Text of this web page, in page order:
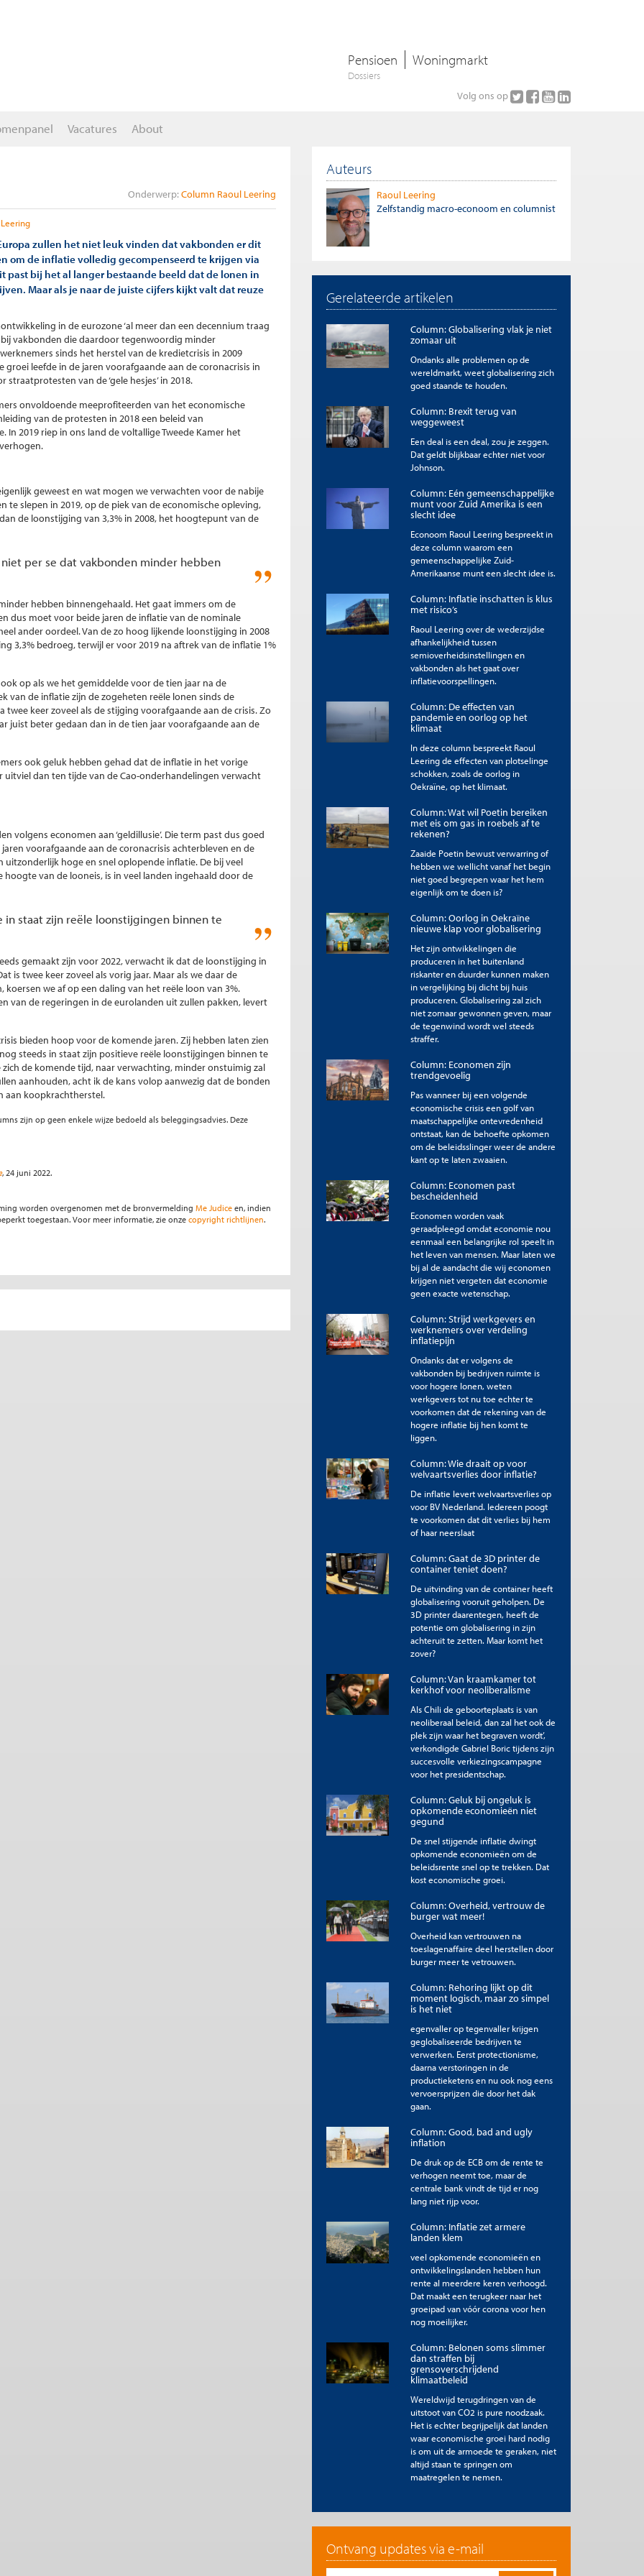
Pensioen Woningmarkt
Dossiers
Volg ons op
Vacatures About
Onderwerp: Column Raoul Leering
zullen het niet leuk vinden dat vakbonden er dit
om de inflatie volledig gecompenseerd te krijgen via
past bij het al langer bestaande beeld dat de lonen in
Maar als je naar de juiste cijfers kijkt valt dat reuze
in de eurozone ‘al meer dan een decennium traag
bij vakbonden die daardoor tegenwoordig minder
sinds het herstel van de kredietcrisis in 2009
leefde in de jaren voorafgaande aan de coronacrisis in
van de ‘gele hesjes’ in 2018.
onvoldoende meeprofiteerden van het economische
van de protesten in 2018 een beleid van
2019 riep in ons land de voltallige Tweede Kamer het
geweest en wat mogen we verwachten voor de nabije
slepen in 2019, op de piek van de economische opleving,
de loonstijging van 3,3% in 2008, het hoogtepunt van de
per se dat vakbonden minder hebben
hebben binnengehaald. Het gaat immers om de
dus moet voor beide jaren de inflatie van de nominale
ander oordeel. Van de zo hoog lijkende loonstijging in 2008
3,3% bedroeg, terwijl er voor 2019 na aftrek van de inflatie 1%
op als we het gemiddelde voor de tien jaar na de
van de inflatie zijn de zogeheten reële lonen sinds de
keer zoveel als de stijging voorafgaande aan de crisis. Zo
juist beter gedaan dan in de tien jaar voorafgaande aan de
ook geluk hebben gehad dat de inflatie in het vorige
dan ten tijde van de Cao-onderhandelingen verwacht
volgens economen aan ‘geldillusie’. Die term past dus goed
voorafgaande aan de coronacrisis achterbleven en de
uitzonderlijk hoge en snel oplopende inflatie. De bij veel
van de looneis, is in veel landen ingehaald door de
in staat zijn reële loonstijgingen binnen te
gemaakt zijn voor 2022, verwacht ik dat de loonstijging in
is twee keer zoveel als vorig jaar. Maar als we daar de
we af op een daling van het reële loon van 3%.
van de regeringen in de eurolanden uit zullen pakken, levert
bieden hoop voor de komende jaren. Zij hebben laten zien
steeds in staat zijn positieve reële loonstijgingen binnen te
de komende tijd, naar verwachting, minder onstuimig zal
aanhouden, acht ik de kans volop aanwezig dat de bonden
aan koopkrachtherstel.
zijn op geen enkele wijze bedoeld als beleggingsadvies. Deze
, 24 juni 2022.
worden overgenomen met de bronvermelding Me Judice en, indien
toegestaan. Voor meer informatie, zie onze copyright richtlijnen.
Auteurs
Raoul Leering
Zelfstandig macro-econoom en columnist
Gerelateerde artikelen
Column: Globalisering vlak je niet
zomaar uit
Ondanks alle problemen op de
wereldmarkt, weet globalisering zich
goed staande te houden.
Column: Brexit terug van
weggeweest
Een deal is een deal, zou je zeggen.
Dat geldt blijkbaar echter niet voor
Johnson.
Column: Eén gemeenschappelijke
munt voor Zuid Amerika is een
slecht idee
Econoom Raoul Leering bespreekt in
deze column waarom een
gemeenschappelijke Zuid-
Amerikaanse munt een slecht idee is.
Column: Inflatie inschatten is klus
met risico’s
Raoul Leering over de wederzijdse
afhankelijkheid tussen
semioverheidsinstellingen en
vakbonden als het gaat over
inflatievoorspellingen.
Column: De effecten van
pandemie en oorlog op het
klimaat
In deze column bespreekt Raoul
Leering de effecten van plotselinge
schokken, zoals de oorlog in
Oekraïne, op het klimaat.
Column: Wat wil Poetin bereiken
met eis om gas in roebels af te
rekenen?
Zaaide Poetin bewust verwarring of
hebben we wellicht vanaf het begin
niet goed begrepen waar het hem
eigenlijk om te doen is?
Column: Oorlog in Oekraïne
nieuwe klap voor globalisering
Het zijn ontwikkelingen die
produceren in het buitenland
riskanter en duurder kunnen maken
in vergelijking bij dicht bij huis
produceren. Globalisering zal zich
niet zomaar gewonnen geven, maar
de tegenwind wordt wel steeds
straffer.
Column: Economen zijn
trendgevoelig
Pas wanneer bij een volgende
economische crisis een golf van
maatschappelijke ontevredenheid
ontstaat, kan de behoefte opkomen
om de beleidsslinger weer de andere
kant op te laten zwaaien.
Column: Economen past
bescheidenheid
Economen worden vaak
geraadpleegd omdat economie nou
eenmaal een belangrijke rol speelt in
het leven van mensen. Maar laten we
bij al de aandacht die wij economen
krijgen niet vergeten dat economie
geen exacte wetenschap.
Column: Strijd werkgevers en
werknemers over verdeling
inflatiepijn
Ondanks dat er volgens de
vakbonden bij bedrijven ruimte is
voor hogere lonen, weten
werkgevers tot nu toe echter te
voorkomen dat de rekening van de
hogere inflatie bij hen komt te
liggen.
Column: Wie draait op voor
welvaartsverlies door inflatie?
De inflatie levert welvaartsverlies op
voor BV Nederland. Iedereen poogt
te voorkomen dat dit verlies bij hem
of haar neerslaat
Column: Gaat de 3D printer de
container teniet doen?
De uitvinding van de container heeft
globalisering vooruit geholpen. De
3D printer daarentegen, heeft de
potentie om globalisering in zijn
achteruit te zetten. Maar komt het
zover?
Column: Van kraamkamer tot
kerkhof voor neoliberalisme
Als Chili de geboorteplaats is van
neoliberaal beleid, dan zal het ook de
plek zijn waar het begraven wordt’,
verkondigde Gabriel Boric tijdens zijn
succesvolle verkiezingscampagne
voor het presidentschap.
Column: Geluk bij ongeluk is
opkomende economieën niet
gegund
De snel stijgende inflatie dwingt
opkomende economieën om de
beleidsrente snel op te trekken. Dat
kost economische groei.
Column: Overheid, vertrouw de
burger wat meer!
Overheid kan vertrouwen na
toeslagenaffaire deel herstellen door
burger meer te vetrouwen.
Column: Rehoring lijkt op dit
moment logisch, maar zo simpel
is het niet
egenvaller op tegenvaller krijgen
geglobaliseerde bedrijven te
verwerken. Eerst protectionisme,
daarna verstoringen in de
productieketens en nu ook nog eens
vervoersprijzen die door het dak
gaan.
Column: Good, bad and ugly
inflation
De druk op de ECB om de rente te
verhogen neemt toe, maar de
centrale bank vindt de tijd er nog
lang niet rijp voor.
Column: Inflatie zet armere
landen klem
veel opkomende economieën en
ontwikkelingslanden hebben hun
rente al meerdere keren verhoogd.
Dat maakt een terugkeer naar het
groeipad van vóór corona voor hen
nog moeilijker.
Column: Belonen soms slimmer
dan straffen bij
grensoverschrijdend
klimaatbeleid
Wereldwijd terugdringen van de
uitstoot van CO2 is pure noodzaak.
Het is echter begrijpelijk dat landen
waar economische groei hard nodig
is om uit de armoede te geraken, niet
altijd staan te springen om
maatregelen te nemen.
Ontvang updates via e-mail